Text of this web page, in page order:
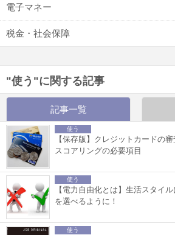
電子マネー
税金・社会保障
"使う"に関する記事
記事一覧
使う
【保存版】クレジットカードの
スコアリングの必要項目
使う
【電力自由化とは】生活スタイ
を選べるように！
使う